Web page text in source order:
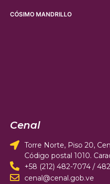
CÓSIMO MANDRILLO
Cenal
Torre Norte, Piso 20,
Código postal 1010.
+58 (212) 482-7074 /
cenal@cenal.gob.ve